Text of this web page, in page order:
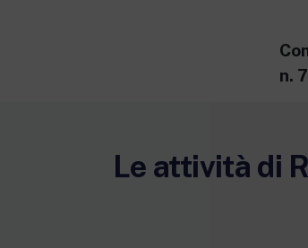
n.
Le attività di